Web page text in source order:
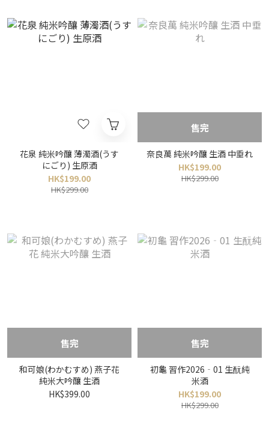
花泉 純米吟釀 薄濁酒(うす
にごり) 生原酒
HK$199.00
HK$299.00
售完
奈良萬 純米吟釀 生酒 中垂れ
HK$199.00
HK$299.00
售完
和可娘(わかむすめ) 燕子花
純米大吟釀 生酒
HK$399.00
售完
初龜 習作2026‐01 生酛純
米酒
HK$199.00
HK$299.00